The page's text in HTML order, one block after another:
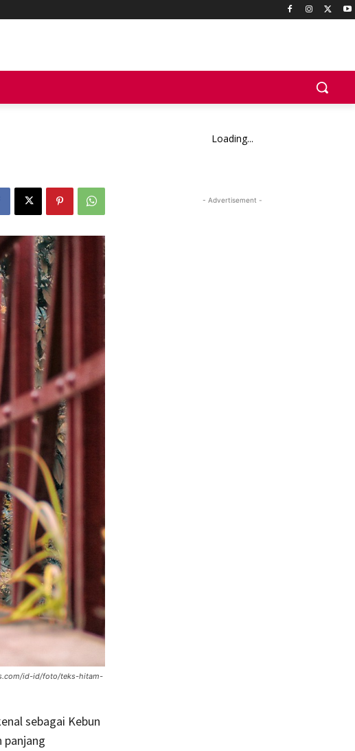
id-id/foto/teks-hitam-
sebagai Kebun
panjang
Loading...
- Advertisement -